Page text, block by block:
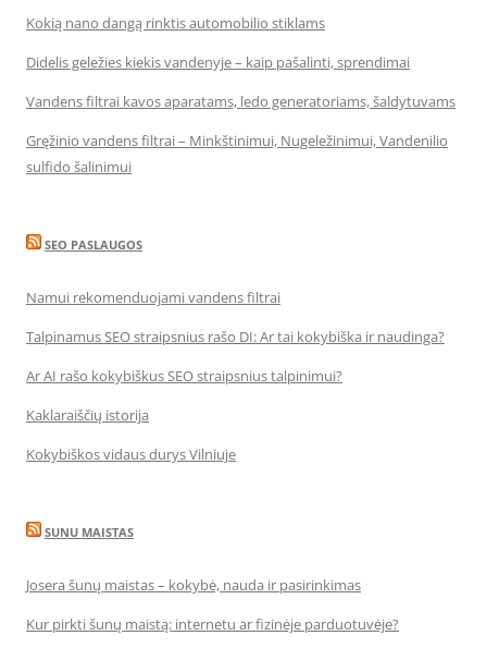
Kokią nano dangą rinktis automobilio stiklams
Didelis geležies kiekis vandenyje – kaip pašalinti, sprendimai
Vandens filtrai kavos aparatams, ledo generatoriams, šaldytuvams
Gręžinio vandens filtrai – Minkštinimui, Nugeležinimui, Vandenilio
sulfido šalinimui
SEO PASLAUGOS
Namui rekomenduojami vandens filtrai
Talpinamus SEO straipsnius rašo DI: Ar tai kokybiška ir naudinga?
Ar AI rašo kokybiškus SEO straipsnius talpinimui?
Kaklaraiščių istorija
Kokybiškos vidaus durys Vilniuje
SUNU MAISTAS
Josera šunų maistas – kokybė, nauda ir pasirinkimas
Kur pirkti šunų maistą: internetu ar fizinėje parduotuvėje?